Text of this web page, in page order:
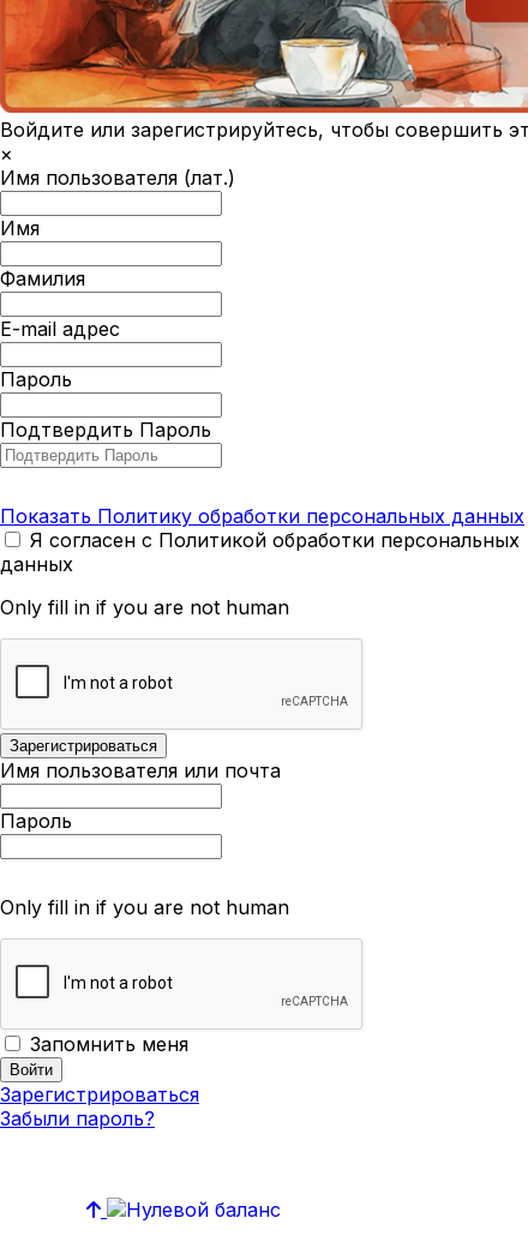
Войдите или зарегистрируйтесь, чтобы совершить
×
Имя пользователя (лат.)
Имя
Фамилия
E-mail адрес
Пароль
Подтвердить Пароль
Показать Политику обработки персональных данных
Я согласен с Политикой обработки персональных
данных
Only fill in if you are not human
Имя пользователя или почта
Пароль
Only fill in if you are not human
Запомнить меня
Зарегистрироваться
Забыли пароль?